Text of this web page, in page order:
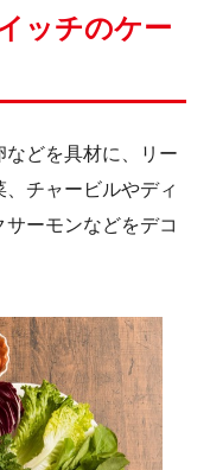
ッチのケー
どを具材に、リー
チャービルやディ
ーモンなどをデコ